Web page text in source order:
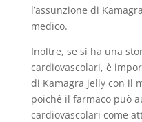
l’assunzione di
medico.
Inoltre, se si ha una
cardiovascolari, è
di Kamagra jelly con il
poichê il farmaco può
cardiovascolari come